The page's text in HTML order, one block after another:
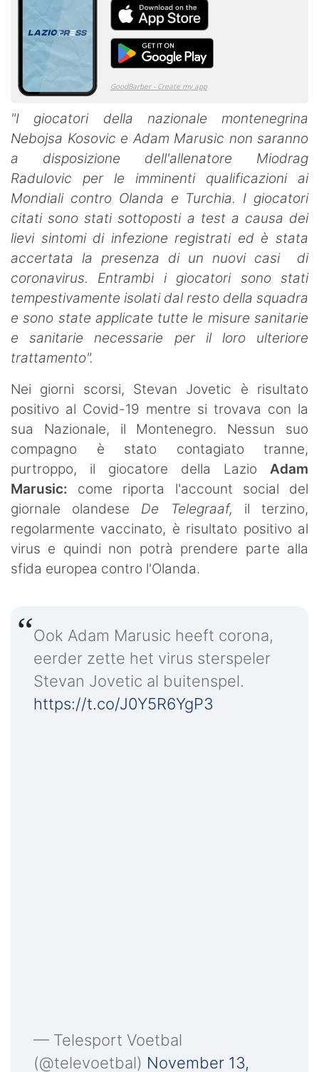
"I giocatori della nazionale montenegrina
Nebojsa Kosovic e Adam Marusic non saranno
a disposizione dell'allenatore Miodrag
Radulovic per le imminenti qualificazioni ai
Mondiali contro Olanda e Turchia. I giocatori
citati sono stati sottoposti a test a causa dei
lievi sintomi di infezione registrati ed è stata
accertata la presenza di un nuovi casi di
coronavirus. Entrambi i giocatori sono stati
tempestivamente isolati dal resto della squadra
e sono state applicate tutte le misure sanitarie
e sanitarie necessarie per il loro ulteriore
trattamento".
Nei giorni scorsi, Stevan Jovetic è risultato
positivo al Covid-19 mentre si trovava con la
sua Nazionale, il Montenegro. Nessun suo
compagno è stato contagiato tranne,
purtroppo, il giocatore della Lazio Adam
Marusic: come riporta l'account social del
giornale olandese De Telegraaf, il terzino,
regolarmente vaccinato, è risultato positivo al
virus e quindi non potrà prendere parte alla
sfida europea contro l'Olanda.
Ook Adam Marusic heeft corona,
eerder zette het virus sterspeler
Stevan Jovetic al buitenspel.
https://t.co/J0Y5R6YgP3
— Telesport Voetbal
(@televoetbal) November 13,